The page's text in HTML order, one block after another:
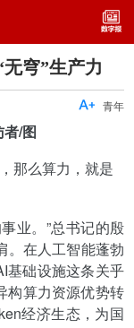
穹”生产力
青年

/图
那么算力，就是
业。”总书记的殷
。在人工智能蓬勃
基础设施这条关乎
构算力资源优势转
经济生态，为国